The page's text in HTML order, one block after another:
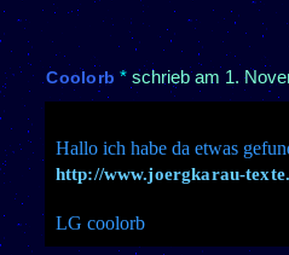
Coolorb *schrieb am 1.
Hallo ich habe da etwas
http://www.joergkarau-
LG coolorb